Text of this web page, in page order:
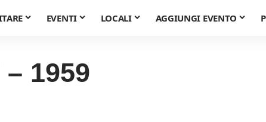
EVENTI LOCALI AGGIUNGI EVENTO
1959